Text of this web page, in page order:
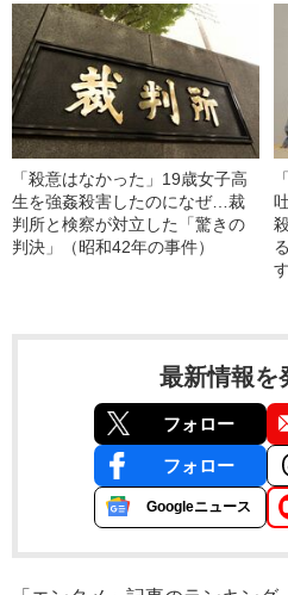
「殺意はなかった」19歳女子高
生を強姦殺害したのになぜ…裁
判所と検察が対立した「驚きの
判決」（昭和42年の事件）
最新情報を
フォロー
フォロー
Googleニュース